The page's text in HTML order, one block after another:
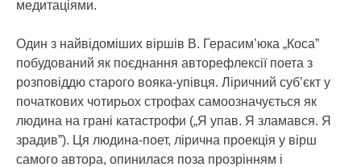
медитаціями.
Один з найвідоміших віршів В. Герасим’юка „Коса”
побудований як поєднання авторефлексії поета з
розповіддю старого вояка-упівця. Ліричний суб’єкт у
початкових чотирьох строфах самоозначується як
людина на грані катастрофи („Я упав. Я зламався. Я
зрадив”). Ця людина-поет, лірична проекція у вірш
самого автора, опинилася поза прозрінням і